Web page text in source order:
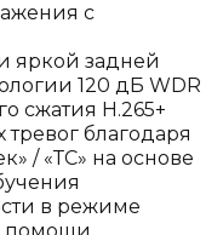
с
яркой задней
120 дБ WDR
сжатия H.265+
благодаря
/ «ТС» на основе
в режиме